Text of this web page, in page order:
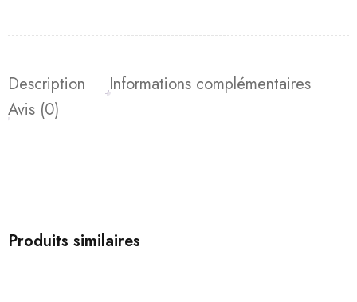
Description
Informations complémentaires
Avis (0)
Produits similaires